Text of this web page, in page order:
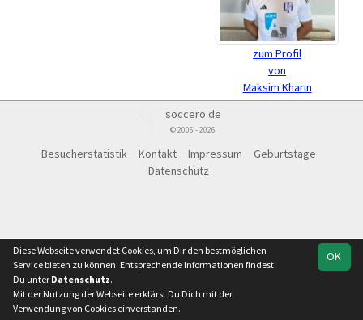
zum Profil
von
Maksim Kharin
soccero.de
© 2006 - 2026
Besucherstatistik Kontakt Impressum
Geburtstage
Datenschutz
OK
Diese Webseite verwendet Cookies, um Dir den bestmöglichen
Service bieten zu können. Entsprechende Informationen findest
Du unter Datenschutz.
Mit der Nutzung der Webseite erklärst Du Dich mit der
Verwendung von Cookies einverstanden.